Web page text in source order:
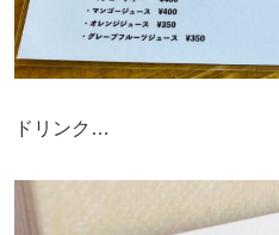
ドリンク…